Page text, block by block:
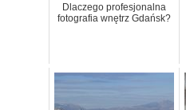
Dlaczego profesjonalna
fotografia wnętrz Gdańsk?